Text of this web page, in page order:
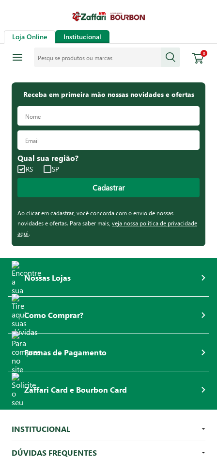
Loja Online Institucional
0
Receba em primeira mão nossas novidades e ofertas
Qual sua região?
RS SP
Cadastrar
Ao clicar em cadastrar, você concorda com o envio de nossas
novidades e ofertas. Para saber mais, veja nossa política de privacidade
aqui.
Nossas Lojas
Como Comprar?
Formas de Pagamento
Zaffari Card e Bourbon Card
INSTITUCIONAL
DÚVIDAS FREQUENTES